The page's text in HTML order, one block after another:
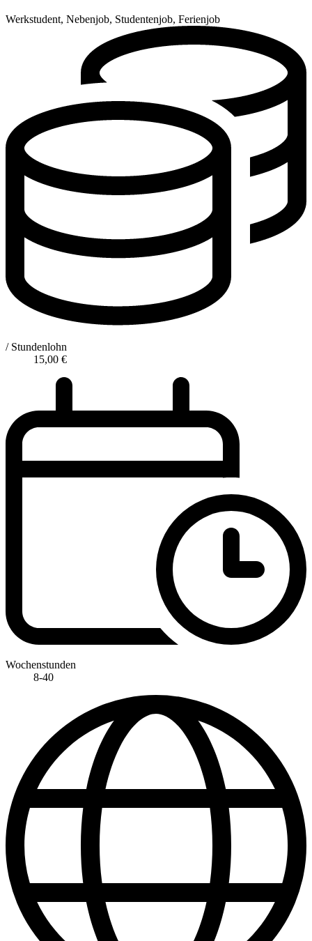
Werkstudent, Nebenjob, Studentenjob, Ferienjob
/ Stundenlohn
15,00 €
Wochenstunden
8-40